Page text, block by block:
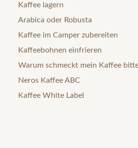
Kaffee lagern
Arabica oder Robusta
Kaffee im Camper zubereiten
Kaffeebohnen einfrieren
Warum schmeckt mein Kaffee
Neros Kaffee ABC
Kaffee White Label